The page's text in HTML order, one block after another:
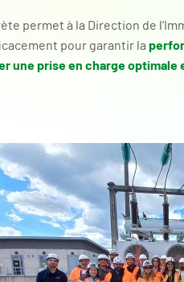
permet à la Direction de
pour garantir la
une prise en charge